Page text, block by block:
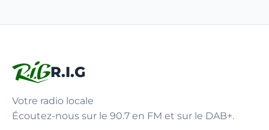
R.I.G
Votre radio locale
Écoutez-nous sur le 90.7 en FM et sur le DAB+.